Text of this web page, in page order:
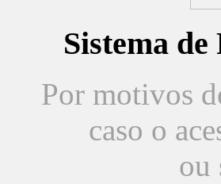
Sistema
Por motivos
caso o
ou